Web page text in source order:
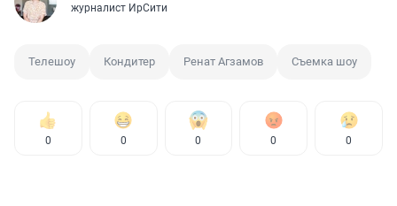
журналист ИрСити
Телешоу Кондитер Ренат Агзамов Съемка шоу
0 0 0 0 0